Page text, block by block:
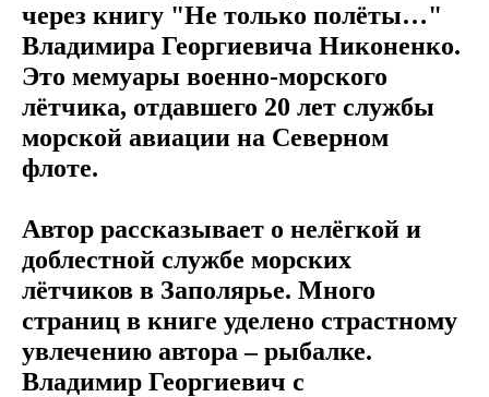
через книгу "Не только полёты…"
Владимира Георгиевича Никоненко.
Это мемуары военно-морского
лётчика, отдавшего 20 лет службы
морской авиации на Северном
флоте.
Автор рассказывает о нелёгкой и
доблестной службе морских
лётчиков в Заполярье. Много
страниц в книге уделено страстному
увлечению автора – рыбалке.
Владимир Георгиевич с